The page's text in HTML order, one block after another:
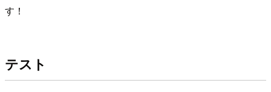
す！
テスト